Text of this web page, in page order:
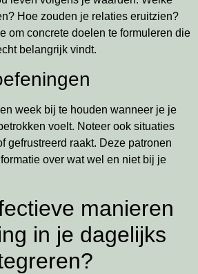
Hoe zouden je relaties eruitzien?
om concrete doelen te formuleren die
belangrijk vindt.
week bij te houden wanneer je je
voelt. Noteer ook situaties
gefrustreerd raakt. Deze patronen
over wat wel en niet bij je
manieren
in je dagelijks